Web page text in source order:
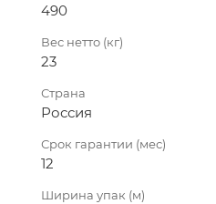
490
Вес нетто (кг)
23
Страна
Россия
Срок гарантии (мес)
12
Ширина упак (м)